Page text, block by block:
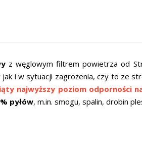
z węglowym filtrem powietrza od
i w sytuacji zagrożenia, czy to ze
najwyższy poziom odporności
pyłów, m.in. smogu, spalin, drobin